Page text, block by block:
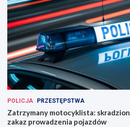
POLICJA PRZESTĘPSTWA
Zatrzymany motocyklista:
zakaz prowadzenia pojazdów